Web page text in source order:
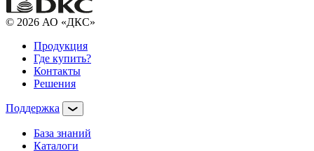
© 2026 АО «ДКС»
Продукция
Где купить?
Контакты
Решения
Поддержка
База знаний
Каталоги